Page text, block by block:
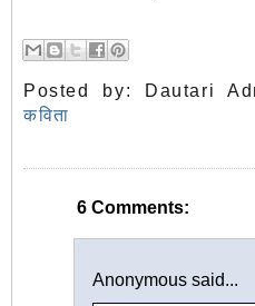
Posted by: Dautari
कविता
6 Comments:
Anonymous said...